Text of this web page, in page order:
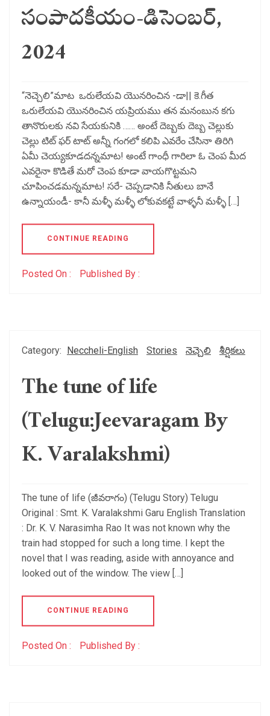
సంపాదకీయం-డిసెంబర్,
2024
“నెచ్చెలి”మాట ఒరులేయవి యొనరించిన -డా|| కె.గీత
ఒరులేయవి యొనరించిన యప్రియము తన మనంబున కగు
తానొరులకు నవి సేయకునికి …… అంటే దెబ్బకు దెబ్బ చెల్లుకు
చెల్లు టిట్ ఫర్ టాట్ అన్నీ గంగలో కలిపి ఎవరేం చేసినా తిరిగి
ఏమీ చెయ్యకూడదన్నమాట! అంటే గాంధీ గారిలా ఓ చెంప మీద
ఎవరైనా కొడితే మరో చెంప కూడా వాయగొట్టమని
చూపించడమన్నమాట! సరే- చెప్పడానికి నీతులు బానే
ఉన్నాయండీ- కానీ మళ్ళీ మళ్ళీ లోకువకట్టే వాళ్ళనీ మళ్ళీ […]
CONTINUE READING
Posted On : Published By :
Category: Neccheli-English Stories నెచ్చెలి శీర్షికలు
The tune of life
(Telugu:Jeevaragam By
K. Varalakshmi)
The tune of life (జీవరాగం) (Telugu Story) Telugu
Original : Smt. K. Varalakshmi Garu English Translation
: Dr. K. V. Narasimha Rao It was not known why the
train had stopped for such a long time. I kept the
novel that I was reading, aside with annoyance and
looked out of the window. The view […]
CONTINUE READING
Posted On : Published By :